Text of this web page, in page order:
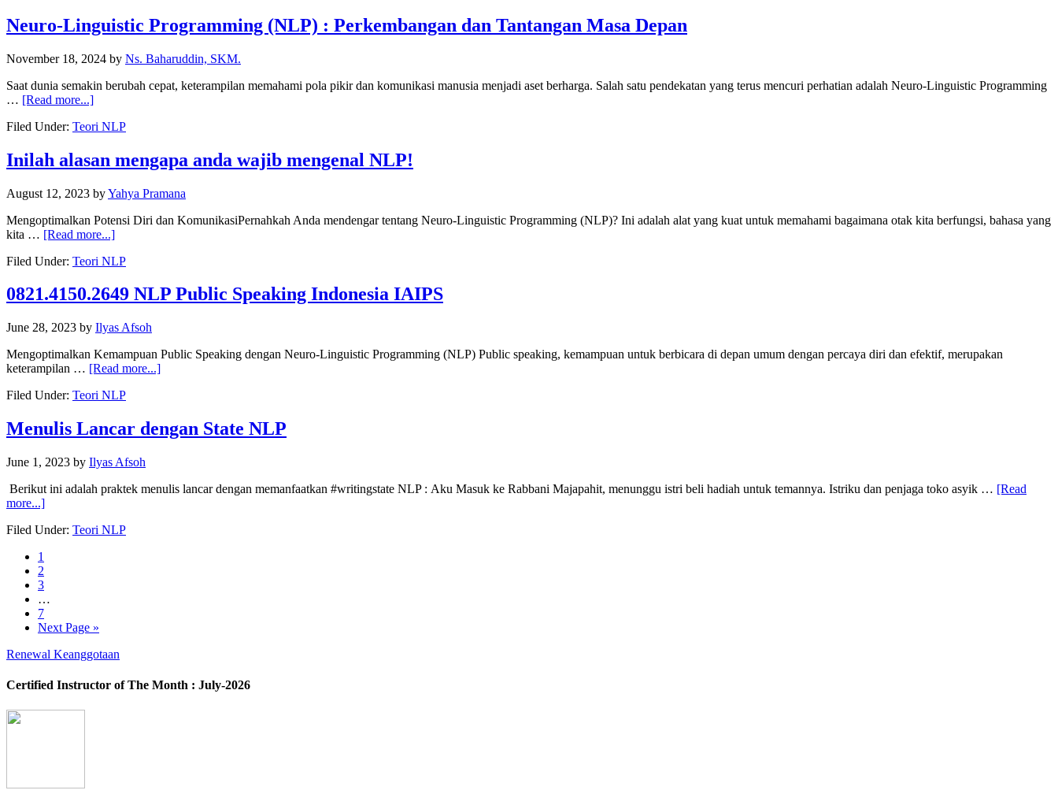
Neuro-Linguistic Programming (NLP) : Perkembangan dan Tantangan Masa Depan
November 18, 2024 by Ns. Baharuddin, SKM.
Saat dunia semakin berubah cepat, keterampilan memahami pola pikir dan komunikasi manusia menjadi aset berharga. Salah satu pendekatan yang terus mencuri perhatian adalah Neuro-Linguistic Programming
… [Read more...]
Filed Under: Teori NLP
Inilah alasan mengapa anda wajib mengenal NLP!
August 12, 2023 byYahya Pramana
Mengoptimalkan Potensi Diri dan KomunikasiPernahkah Anda mendengar tentang Neuro-Linguistic Programming (NLP)? Ini adalah alat yang kuat untuk memahami bagaimana otak kita berfungsi, bahasa yang
kita … [Read more...]
Filed Under: Teori NLP
0821.4150.2649 NLP Public Speaking Indonesia IAIPS
June 28, 2023 by Ilyas Afsoh
Mengoptimalkan Kemampuan Public Speaking dengan Neuro-Linguistic Programming (NLP) Public speaking, kemampuan untuk berbicara di depan umum dengan percaya diri dan efektif, merupakan
keterampilan … [Read more...]
Filed Under: Teori NLP
Menulis Lancar dengan State NLP
June 1, 2023 by Ilyas Afsoh
Berikut ini adalah praktek menulis lancar dengan memanfaatkan #writingstate NLP : Aku Masuk ke Rabbani Majapahit, menunggu istri beli hadiah untuk temannya. Istriku dan penjaga toko asyik … [Read
more...]
Filed Under: Teori NLP
1
2
3
…
7
Next Page »
Renewal Keanggotaan
Certified Instructor of The Month : July-2026